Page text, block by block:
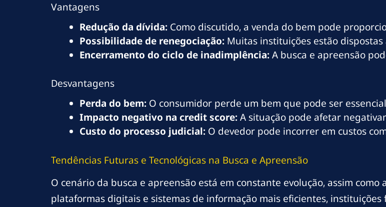
Vantagens
Redução da dívida: Como discutido, a venda do bem pode
Possibilidade de renegociação: Muitas instituições estão
Encerramento do ciclo de inadimplência:A busca e apreensão
Desvantagens
Perda do bem: O consumidor perde um bem que pode ser
Impacto negativo na credit score:A situação pode afetar
Custo do processo judicial: O devedor pode incorrer em custos
Tendências Futuras e Tecnológicas na Busca e Apreensão
O cenário da busca e apreensão está em constante evolução, assim
plataformas digitais e sistemas de informação mais eficientes,